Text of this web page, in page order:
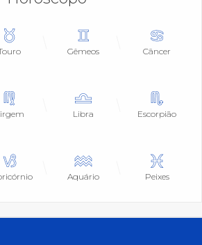
Gêmeos Câncer
Libra Escorpião
Aquário Peixes